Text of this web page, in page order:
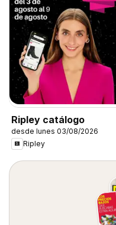
Ripley catálogo
desde lunes 03/08/2026
Ripley